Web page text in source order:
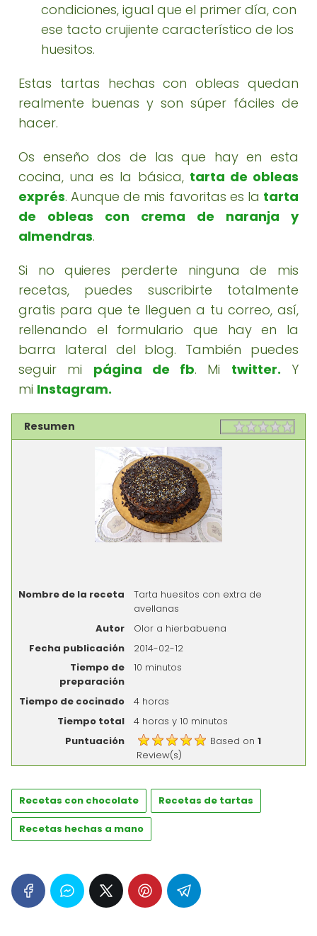
condiciones, igual que el primer día, con
ese tacto crujiente característico de los
huesitos.
Estas tartas hechas con obleas quedan
realmente buenas y son súper fáciles de
hacer.
Os enseño dos de las que hay en esta
cocina, una es la básica, tarta de obleas
exprés. Aunque de mis favoritas es la tarta
de obleas con crema de naranja y
almendras.
Si no quieres perderte ninguna de mis
recetas, puedes suscribirte totalmente
gratis para que te lleguen a tu correo, así,
rellenando el formulario que hay en la
barra lateral del blog. También puedes
seguir mi página de fb. Mi twitter. Y
mi Instagram.
Resumen Rating
Nombre de la receta
Tarta huesitos con extra de
avellanas
Autor
Olor a hierbabuena
Fecha publicación
2014-02-12
Tiempo de
preparación
10 minutos
Tiempo de cocinado
4 horas
Tiempo total
4 horas y 10 minutos
Puntuación
Based on1
Review(s)
Recetas con chocolate Recetas de tartas
Recetas hechas a mano